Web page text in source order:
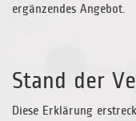
ergänzendes Angebot.
Stand der
Diese Erklärung